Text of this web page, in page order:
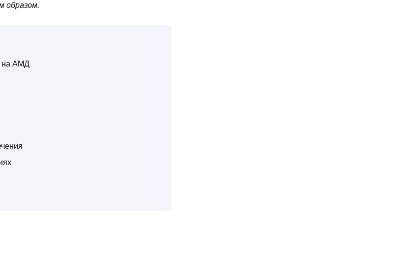
образом.
на АМД